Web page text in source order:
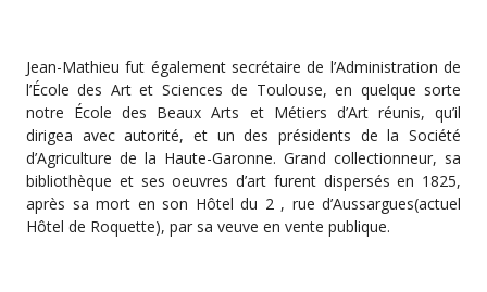
Jean-Mathieu fut également secrétaire de l’Administration de
l’École des Art et Sciences de Toulouse, en quelque sorte
notre École des Beaux Arts et Métiers d’Art réunis, qu’il
dirigea avec autorité, et un des présidents de la Société
d’Agriculture de la Haute-Garonne. Grand collectionneur, sa
bibliothèque et ses oeuvres d’art furent dispersés en 1825,
après sa mort en son Hôtel du 2 , rue d’Aussargues(actuel
Hôtel de Roquette), par sa veuve en vente publique.